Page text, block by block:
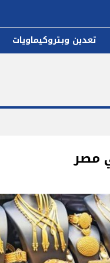
تعدين وبتروكيماويات